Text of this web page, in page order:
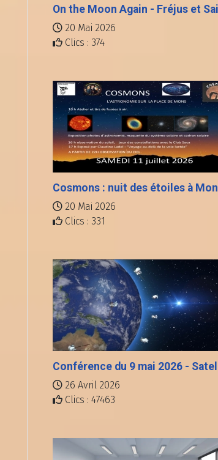
On the Moon Again - Fréjus et
20 Mai 2026
Clics : 374
Cosmons : nuit des étoiles à
20 Mai 2026
Clics : 331
Conférence du 9 mai 2026 -
26 Avril 2026
Clics : 47463